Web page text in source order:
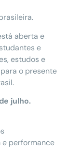
aberta e
e
estudos e
o presente
julho.
e performance